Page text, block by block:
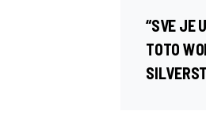
“SVE JE
TOTO